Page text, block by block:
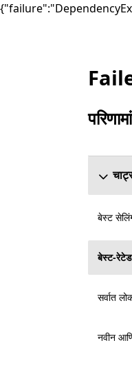
सूची
रिफाइन
बेस्ट
बेस्ट-रेटेड
सर्वात
नवीन